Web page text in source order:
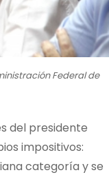
Federal de
del presidente
impositivos:
categoría y se